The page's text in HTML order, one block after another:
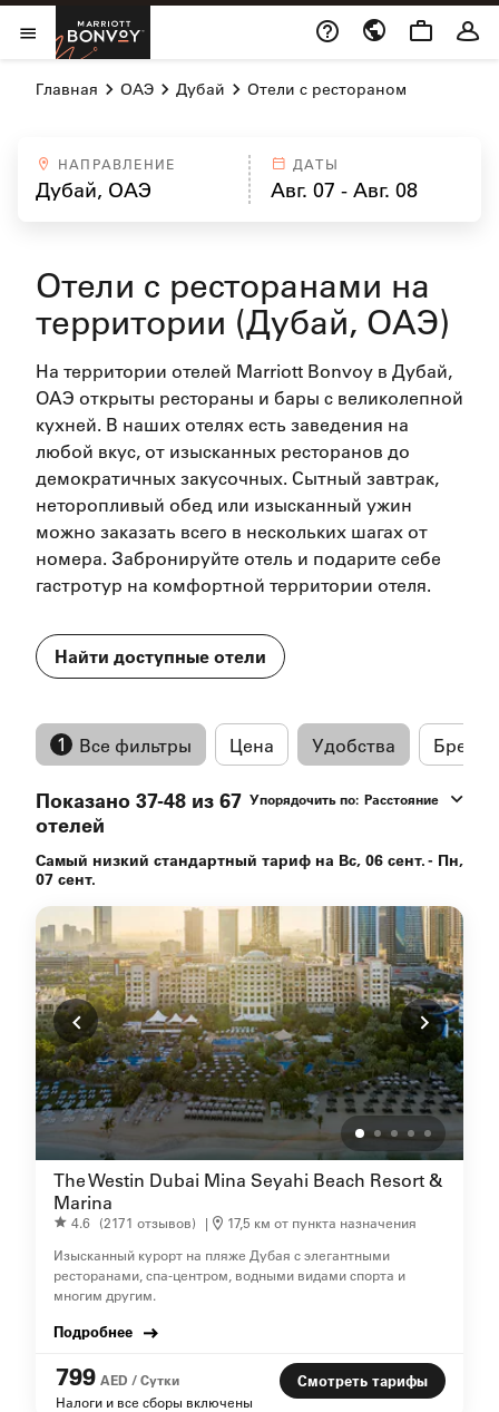
Skip to Content
Открыть меню
Marriott Bonvoy
Главная ОАЭ Дубай Отели с рестораном
НАПРАВЛЕНИЕ ДАТЫ
Отели с ресторанами на
территории (Дубай, ОАЭ)
На территории отелей Marriott Bonvoy в Дубай,
ОАЭ открыты рестораны и бары с великолепной
кухней. В наших отелях есть заведения на
любой вкус, от изысканных ресторанов до
демократичных закусочных. Сытный завтрак,
неторопливый обед или изысканный ужин
можно заказать всего в нескольких шагах от
номера. Забронируйте отель и подарите себе
гастротур на комфортной территории отеля.
Найти доступные отели
1 Все фильтры Цена
Удобства
и услуги
Показано 37-48 из 67
отелей
Упорядочить по: Расстояние
Самый низкий стандартный тариф на Вс, 06 сент. - Пн,
07 сент.
The Westin Dubai Mina Seyahi Beach Resort &
Marina
4.6 (2171 отзывов) |
17,5 км от пункта назначения
Изысканный курорт на пляже Дубая с элегантными
ресторанами, спа-центром, водными видами спорта и
многим другим.
Подробнее
799 AED / Сутки
Налоги и все сборы включены
Смотреть тарифы